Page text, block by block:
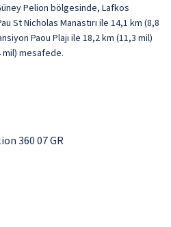
Pelion bölgesinde, Lafkos
St Nicholas Manastırı ile 14,1 km (8,8
Paou Plajı ile 18,2 km (11,3 mil)
mil) mesafede.
360 07 GR